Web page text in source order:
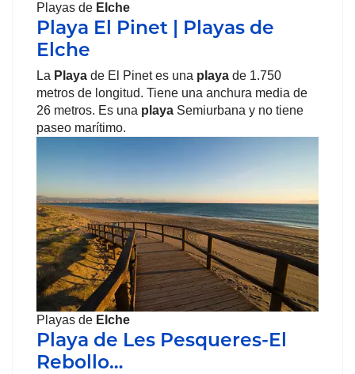
Playas de Elche
Playa El Pinet | Playas de
Elche
La Playa de El Pinet es una playa de 1.750
metros de longitud. Tiene una anchura media de
26 metros. Es una playa Semiurbana y no tiene
paseo marítimo.
Playas de Elche
Playa de Les Pesqueres-El
Rebollo…